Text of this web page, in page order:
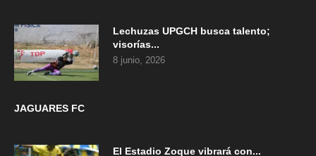
Lechuzas UPGCH busca talento;
visorías...
8 junio, 2026
JAGUARES FC
El Estadio Zoque vibrará con...